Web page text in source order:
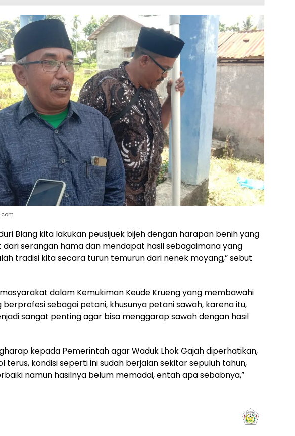
Blang kita lakukan peusijuek bijeh dengan harapan benih yang
dari serangan hama dan mendapat hasil sebagaimana yang
tradisi kita secara turun temurun dari nenek moyang,” sebut
dalam Kemukiman Keude Krueng yang membawahi
sebagai petani, khusunya petani sawah, karena itu,
sangat penting agar bisa menggarap sawah dengan hasil
kepada Pemerintah agar Waduk Lhok Gajah diperhatikan,
terus, kondisi seperti ini sudah berjalan sekitar sepuluh tahun,
namun hasilnya belum memadai, entah apa sebabnya,”